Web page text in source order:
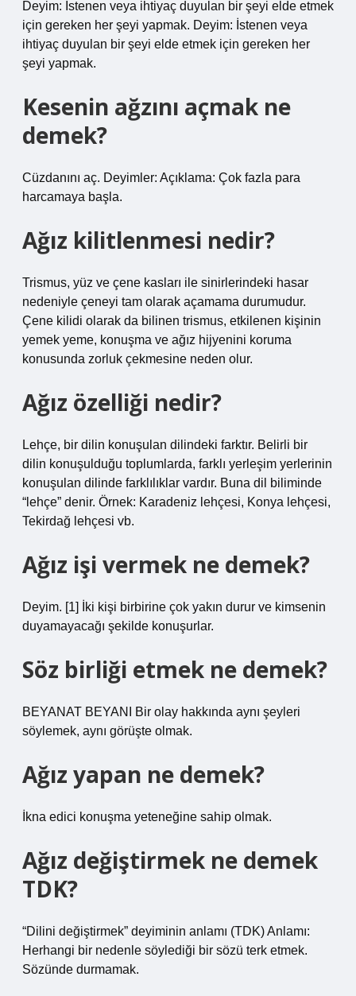
Deyim: İstenen veya ihtiyaç duyulan bir şeyi elde etmek
için gereken her şeyi yapmak. Deyim: İstenen veya
ihtiyaç duyulan bir şeyi elde etmek için gereken her
şeyi yapmak.
Kesenin ağzını açmak ne
demek?
Cüzdanını aç. Deyimler: Açıklama: Çok fazla para
harcamaya başla.
Ağız kilitlenmesi nedir?
Trismus, yüz ve çene kasları ile sinirlerindeki hasar
nedeniyle çeneyi tam olarak açamama durumudur.
Çene kilidi olarak da bilinen trismus, etkilenen kişinin
yemek yeme, konuşma ve ağız hijyenini koruma
konusunda zorluk çekmesine neden olur.
Ağız özelliği nedir?
Lehçe, bir dilin konuşulan dilindeki farktır. Belirli bir
dilin konuşulduğu toplumlarda, farklı yerleşim yerlerinin
konuşulan dilinde farklılıklar vardır. Buna dil biliminde
“lehçe” denir. Örnek: Karadeniz lehçesi, Konya lehçesi,
Tekirdağ lehçesi vb.
Ağız işi vermek ne demek?
Deyim. [1] İki kişi birbirine çok yakın durur ve kimsenin
duyamayacağı şekilde konuşurlar.
Söz birliği etmek ne demek?
BEYANAT BEYANI Bir olay hakkında aynı şeyleri
söylemek, aynı görüşte olmak.
Ağız yapan ne demek?
İkna edici konuşma yeteneğine sahip olmak.
Ağız değiştirmek ne demek
TDK?
“Dilini değiştirmek” deyiminin anlamı (TDK) Anlamı:
Herhangi bir nedenle söylediği bir sözü terk etmek.
Sözünde durmamak.